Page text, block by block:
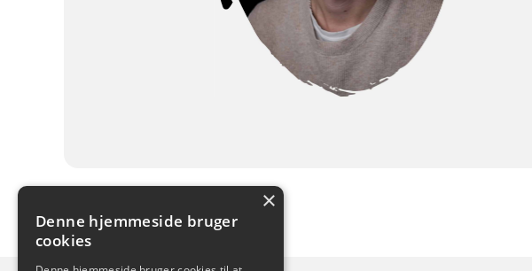
×
Denne hjemmeside bruger
cookies